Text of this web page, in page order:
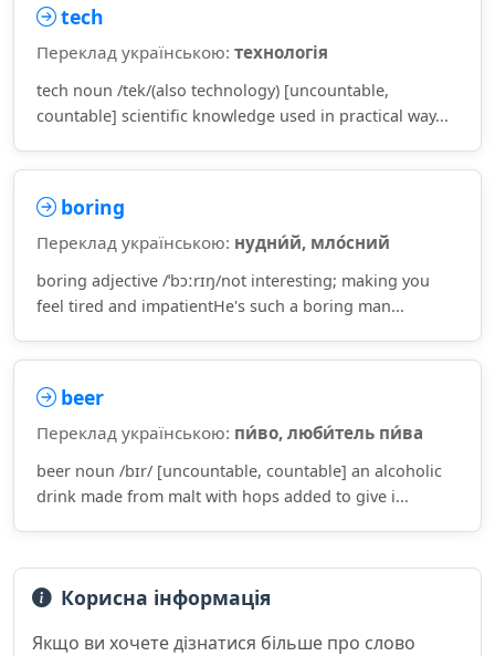
tech
Переклад українською: технологія
tech noun /tek/(also technology) [uncountable,
countable] scientific knowledge used in practical way...
boring
Переклад українською: нудни́й, мло́сний
boring adjective /ˈbɔːrɪŋ/not interesting; making you
feel tired and impatientHe's such a boring man...
beer
Переклад українською: пи́во, люби́тель пи́ва
beer noun /bɪr/ [uncountable, countable] an alcoholic
drink made from malt with hops added to give i...
Корисна інформація
Якщо ви хочете дізнатися більше про слово